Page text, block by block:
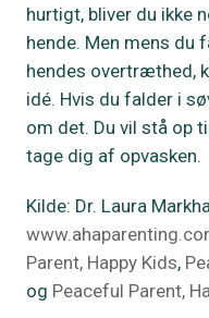
hurtigt, bliver du ikke
hende. Men mens du
hendes overtræthed,
idé. Hvis du falder i
om det. Du vil stå op
tage dig af opvasken.
Kilde: Dr. Laura
Parent, Happy Kids,
og Peaceful Parent,